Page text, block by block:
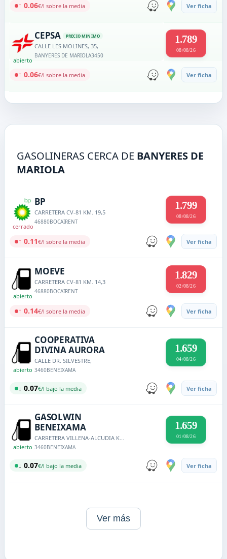
↑ 0.06€/l sobre la media Ver ficha
abierto
CEPSA PRECIO MINIMO
CALLE LES MOLINES, 35,
BANYERES DE MARIOLA3450
1.789
08/08/26
↑ 0.06€/l sobre la media Ver ficha
GASOLINERAS CERCA DE BANYERES DE
MARIOLA
cerrado
BP
CARRETERA CV-81 KM. 19,5
46880BOCAIRENT
1.799
08/08/26
↑ 0.11€/l sobre la media Ver ficha
abierto
MOEVE
CARRETERA CV-81 KM. 14,3
46880BOCAIRENT
1.829
02/08/26
↑ 0.14€/l sobre la media Ver ficha
abierto
COOPERATIVA
DIVINA AURORA
CALLE DR. SILVESTRE,
3460BENEIXAMA
1.659
04/08/26
↓ 0.07€/l bajo la media Ver ficha
abierto
GASOLWIN
BENEIXAMA
CARRETERA VILLENA-ALCUDIA KM. 10,608
3460BENEIXAMA
1.659
01/08/26
↓ 0.07€/l bajo la media Ver ficha
Ver más